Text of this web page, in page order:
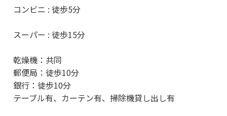
コンビニ : 徒歩5分
スーパー : 徒歩15分
乾燥機：共同
郵便局：徒歩10分
銀行：徒歩10分
テーブル有、カーテン有、掃除機貸し出し有